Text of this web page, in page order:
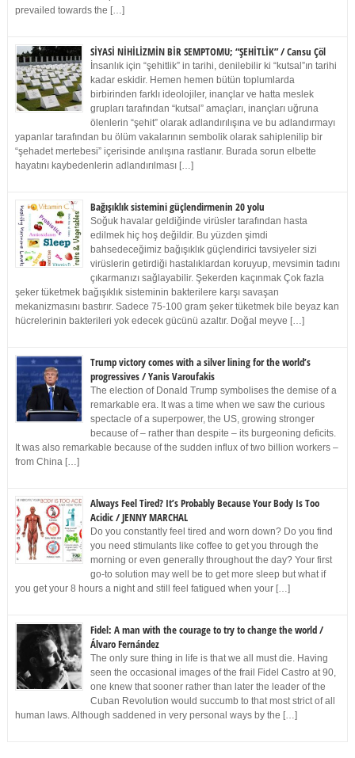
prevailed towards the […]
SİYASİ NİHİLİZMİN BİR SEMPTOMU; “ŞEHİTLİK” / Cansu Çöl
İnsanlık için “şehitlik” in tarihi, denilebilir ki “kutsal”ın tarihi
kadar eskidir. Hemen hemen bütün toplumlarda
birbirinden farklı ideolojiler, inançlar ve hatta meslek
grupları tarafından “kutsal” amaçları, inançları uğruna
ölenlerin “şehit” olarak adlandırılışına ve bu adlandırmayı
yapanlar tarafından bu ölüm vakalarının sembolik olarak sahiplenilip bir
“şehadet mertebesi” içerisinde anılışına rastlanır. Burada sorun elbette
hayatını kaybedenlerin adlandırılması […]
Bağışıklık sistemini güçlendirmenin 20 yolu
Soğuk havalar geldiğinde virüsler tarafından hasta
edilmek hiç hoş değildir. Bu yüzden şimdi
bahsedeceğimiz bağışıklık güçlendirici tavsiyeler sizi
virüslerin getirdiği hastalıklardan koruyup, mevsimin tadını
çıkarmanızı sağlayabilir. Şekerden kaçınmak Çok fazla
şeker tüketmek bağışıklık sisteminin bakterilere karşı savaşan
mekanizmasını bastırır. Sadece 75-100 gram şeker tüketmek bile beyaz kan
hücrelerinin bakterileri yok edecek gücünü azaltır. Doğal meyve […]
Trump victory comes with a silver lining for the world’s
progressives / Yanis Varoufakis
The election of Donald Trump symbolises the demise of a
remarkable era. It was a time when we saw the curious
spectacle of a superpower, the US, growing stronger
because of – rather than despite – its burgeoning deficits.
It was also remarkable because of the sudden influx of two billion workers –
from China […]
Always Feel Tired? It’s Probably Because Your Body Is Too
Acidic / JENNY MARCHAL
Do you constantly feel tired and worn down? Do you find
you need stimulants like coffee to get you through the
morning or even generally throughout the day? Your first
go-to solution may well be to get more sleep but what if
you get your 8 hours a night and still feel fatigued when your […]
Fidel: A man with the courage to try to change the world /
Álvaro Fernández
The only sure thing in life is that we all must die. Having
seen the occasional images of the frail Fidel Castro at 90,
one knew that sooner rather than later the leader of the
Cuban Revolution would succumb to that most strict of all
human laws. Although saddened in very personal ways by the […]